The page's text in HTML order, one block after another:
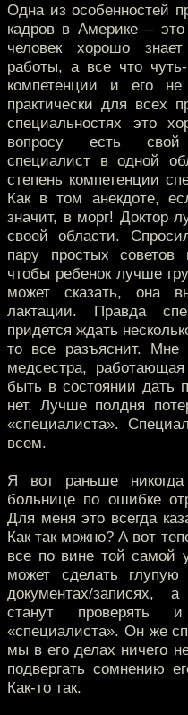
Одна из особенностей
кадров в Америке – это
человек хорошо
работы, а все что
компетенции и его не
практически для всех
специальностях это
вопросу есть свой
специалист в одной
степень компетенции
Как в том анекдоте,
значит, в морг! Доктор
своей области.
пару простых советов
чтобы ребенок лучше
может сказать, она
лактации. Правда
придется ждать
то все разъяснит. Мне
медсестра,
быть в состоянии дать
нет. Лучше полдня
«специалиста».
всем.
Я вот раньше
больнице по ошибке
Для меня это всегда
Как так можно? А вот
все по вине той самой
может сделать
документах/записях,
станут проверять и
«специалиста». Он же
мы в его делах ничего
подвергать сомнению
Как-то так.